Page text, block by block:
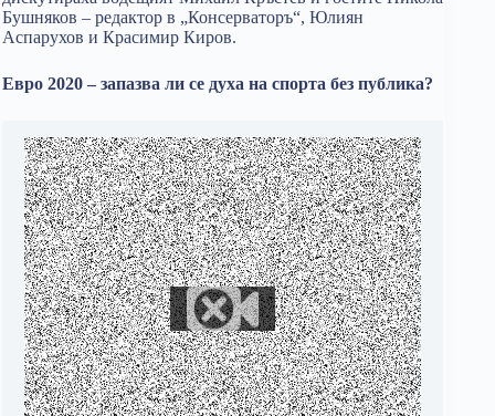
Бушняков – редактор в „Консерваторъ“, Юлиян
Аспарухов и Красимир Киров.
Евро 2020 – запазва ли се духа на спорта без публика?